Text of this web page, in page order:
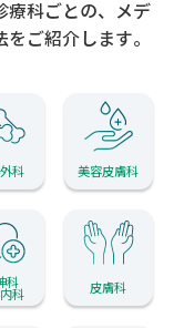
療科ごとの、メデ
ご紹介します。
科 美容皮膚科
科
科 皮膚科